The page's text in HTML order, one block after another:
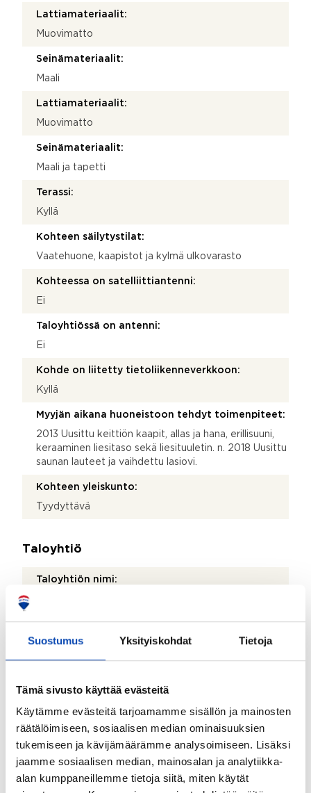
Suostumus Yksityiskohdat Tietoja
Tämä sivusto käyttää evästeitä
Käytämme evästeitä tarjoamamme sisällön ja mainosten
räätälöimiseen, sosiaalisen median ominaisuuksien
tukemiseen ja kävijämäärämme analysoimiseen. Lisäksi
jaamme sosiaalisen median, mainosalan ja analytiikka-
alan kumppaneillemme tietoja siitä, miten käytät
Lattiamateriaalit:
Muovimatto
Seinämateriaalit:
Maali
Lattiamateriaalit:
Muovimatto
Seinämateriaalit:
Maali ja tapetti
Terassi:
Kyllä
Kohteen säilytystilat:
Vaatehuone, kaapistot ja kylmä ulkovarasto
Kohteessa on satelliittiantenni:
Ei
Taloyhtiössä on antenni:
Ei
Kohde on liitetty tietoliikenneverkkoon:
Kyllä
Myyjän aikana huoneistoon tehdyt toimenpiteet:
2013 Uusittu keittiön kaapit, allas ja hana, erillisuuni,
keraaminen liesitaso sekä liesituuletin. n. 2018 Uusittu
saunan lauteet ja vaihdettu lasiovi.
Kohteen yleiskunto:
Tyydyttävä
Taloyhtiö
Taloyhtiön nimi:
Taloyhtiön Y-tunnus:
0575565-6
Huoltoyhtiö
Isännöitsijätoimisto:
Suur-Helsingin Asuinkiinteistöt Oy
Isännöitsijän nimi:
Janne Marttinen